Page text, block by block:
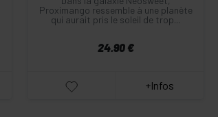
Proximango ressemble à une planète
qui aurait pris le soleil de trop...
24.90 €
+Infos